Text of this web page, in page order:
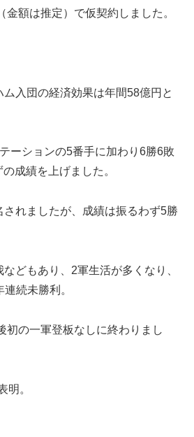
金額は推定）で仮契約しました。
入団の経済効果は年間58億円と
ーションの5番手に加わり6勝6敗
成績を上げました。
れましたが、成績は振るわず5勝
どもあり、2軍生活が多くなり、
続未勝利。
初の一軍登板なしに終わりまし
明。